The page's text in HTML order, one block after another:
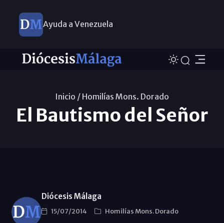
Ayuda a Venezuela
Inicio / Homilías Mons. Dorado
El Bautismo del Señor
Diócesis Málaga
15/07/2014
Homilías Mons. Dorado